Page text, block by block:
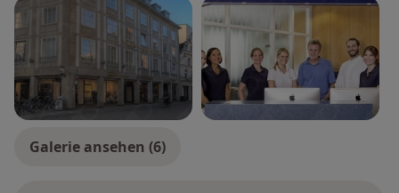
jederzeit die Möglichkeit vor und während der
laufenden Behandlung individuell auf Ihre Wünsche
einzugehen und ggf. notwendige Zwischenschritte
vorzunehmen.
Auf Ihren Wunsch können wir Ihnen Ihr individuelles
Behandlungsziel vor Beginn der Therapie visualisieren.
Galerie ansehen (6)